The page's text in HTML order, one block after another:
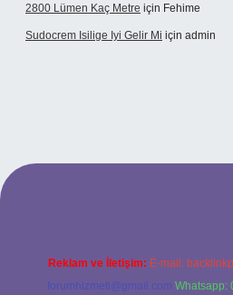
2800 Lümen Kaç Metre için Fehime
Sudocrem Isilige Iyi Gelir Mi için admin
opera bet giriş
Reklam ve İletişim: E-mail:
forumhizmeti@gmail.com Whatsapp: